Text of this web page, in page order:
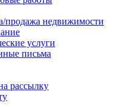
продажа недвижимости
услуги
письма
рассылку